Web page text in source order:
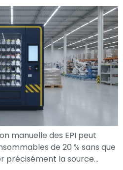
manuelle des EPI peut
de 20 % sans que
précisément la source…